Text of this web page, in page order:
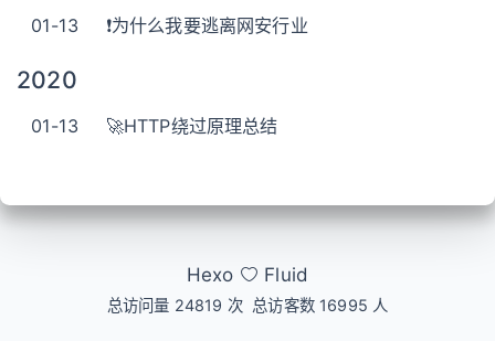
01-13 ❗为什么我要逃离网安行业
2020
01-13 🚀HTTP绕过原理总结
Hexo Fluid
总访问量 24819 次 总访客数 16995 人